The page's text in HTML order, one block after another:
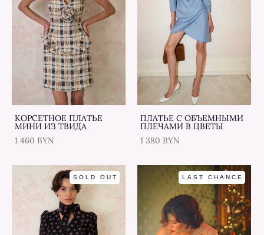
КОРСЕТНОЕ ПЛАТЬЕ
МИНИ ИЗ ТВИДА
1 460 BYN
ПЛАТЬЕ С ОБЪЕМНЫМИ
ПЛЕЧАМИ В ЦВЕТЫ
1 380 BYN
SOLD OUT LAST CHANCE